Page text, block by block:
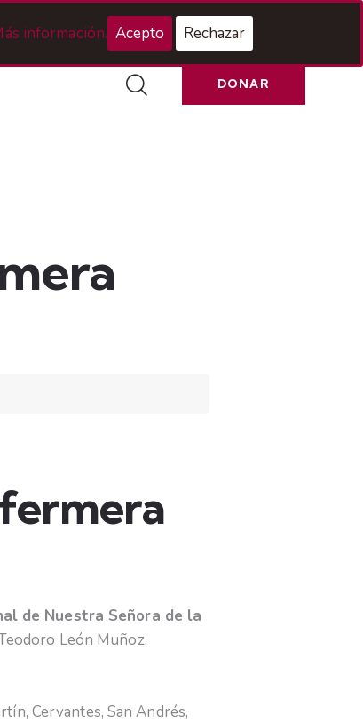
Acceso Hermanos
DONAR
de Nuestra Señora de la
León Muñoz.
Cervantes, San Andrés,
información. Acepto Rechazar